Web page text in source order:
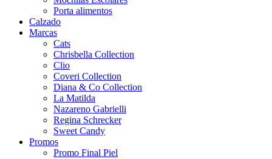
Porta alimentos
Calzado
Marcas
Cats
Chrisbella Collection
Clio
Coveri Collection
Diana & Co Collection
La Matilda
Nazareno Gabrielli
Regina Schrecker
Sweet Candy
Promos
Promo Final Piel